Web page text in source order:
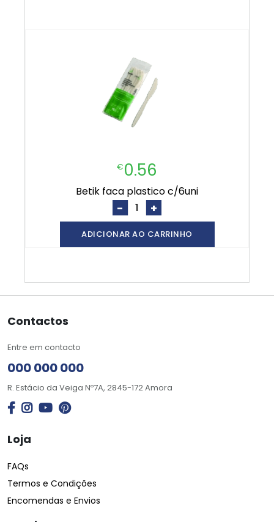
€0.56
betik faca plastico c/6uni
- +
ADICIONAR AO CARRINHO
Contactos
Entre em contacto
000 000 000
R. Estácio da Veiga Nº7A, 2845-172 Amora
Loja
FAQs
Termos e Condições
Encomendas e Envios